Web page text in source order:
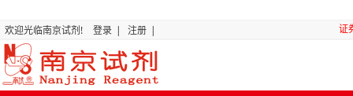
“关于
欢迎光临南京试剂! 登录 | 注册 | 证